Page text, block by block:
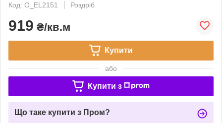
Код: О_EL2151
Роздріб
919 ₴/кв.м
Купити
або
Купити з
Що таке купити з Пром?